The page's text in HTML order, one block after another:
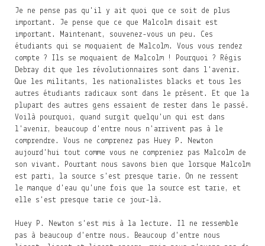
Je ne pense pas qu'il y ait quoi que ce soit de plus
important. Je pense que ce que Malcolm disait est
important. Maintenant, souvenez-vous un peu. Ces
étudiants qui se moquaient de Malcolm. Vous vous rendez
compte ? Ils se moquaient de Malcolm ! Pourquoi ? Régis
Debray dit que les révolutionnaires sont dans l'avenir.
Que les militants, les nationalistes blacks et tous les
autres étudiants radicaux sont dans le présent. Et que la
plupart des autres gens essaient de rester dans le passé.
Voilà pourquoi, quand surgit quelqu'un qui est dans
l'avenir, beaucoup d'entre nous n'arrivent pas à le
comprendre. Vous ne comprenez pas Huey P. Newton
aujourd'hui tout comme vous ne compreniez pas Malcolm de
son vivant. Pourtant nous savons bien que lorsque Malcolm
est parti, la source s'est presque tarie. On ne ressent
le manque d'eau qu'une fois que la source est tarie, et
elle s'est presque tarie ce jour-là.
Huey P. Newton s'est mis à la lecture. Il ne ressemble
pas à beaucoup d'entre nous. Beaucoup d'entre nous